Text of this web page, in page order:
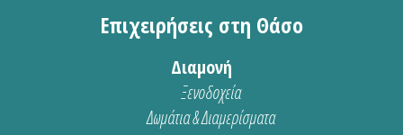
Επιχειρήσεις στη Θάσο
Διαμονή
Ξενοδοχεία
Δωμάτια & Διαμερίσματα